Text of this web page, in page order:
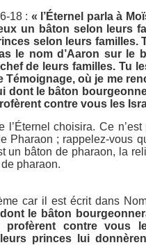
18 : « l’Éternel parla à
un bâton selon leurs
selon leurs familles.
le nom d’Aaron sur le
de leurs familles. Tu
Témoignage, où je me
dont le bâton
contre vous les
l’Éternel choisira. Ce
Pharaon ; rappelez-vous
un bâton de pharaon, la
pharaon.
car il est écrit dans
le bâton
profèrent contre vous
princes lui